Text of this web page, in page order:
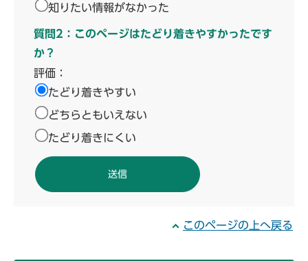
知りたい情報がなかった
質問2：このページはたどり着きやすかったです
か？
評価：
たどり着きやすい
どちらともいえない
たどり着きにくい
このページの上へ戻る